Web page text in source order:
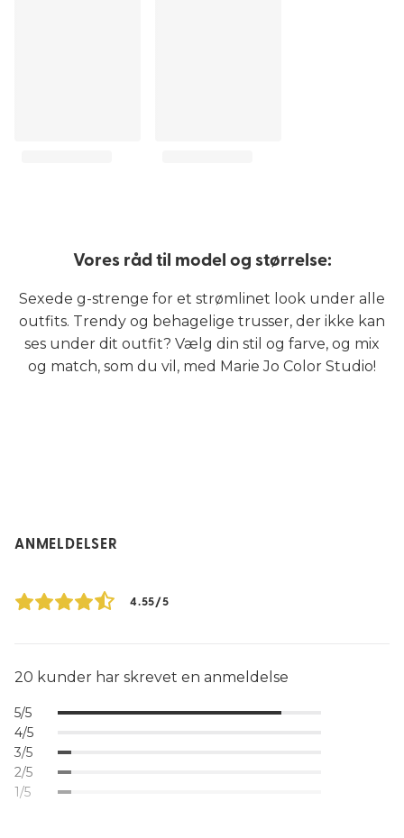
Vores råd til model og størrelse:
Sexede g-strenge for et strømlinet look under alle
outfits. Trendy og behagelige trusser, der ikke kan
ses under dit outfit? Vælg din stil og farve, og mix
og match, som du vil, med Marie Jo Color Studio!
ANMELDELSER
4.55/5
20 kunder har skrevet en anmeldelse
5/5
4/5
3/5
2/5
1/5